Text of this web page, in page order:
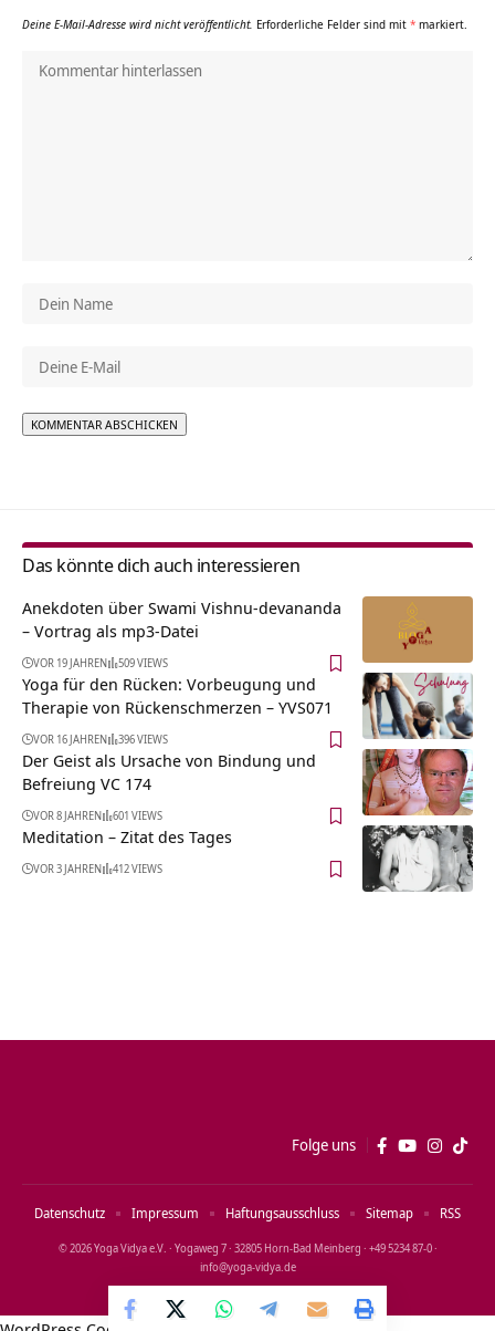
Deine E-Mail-Adresse wird nicht veröffentlicht. Erforderliche Felder sind mit * markiert.
Das könnte dich auch interessieren
Anekdoten über Swami Vishnu-devananda
– Vortrag als mp3-Datei
VOR 19 JAHREN 509 VIEWS
Yoga für den Rücken: Vorbeugung und
Therapie von Rückenschmerzen – YVS071
VOR 16 JAHREN 396 VIEWS
Der Geist als Ursache von Bindung und
Befreiung VC 174
VOR 8 JAHREN 601 VIEWS
Meditation – Zitat des Tages
VOR 3 JAHREN 412 VIEWS
Folge uns
© 2026 Yoga Vidya e.V. · Yogaweg 7 · 32805 Horn‑Bad Meinberg · +49 5234 87‑0 ·
info@yoga‑vidya.de
Datenschutz Impressum Haftungsausschluss Sitemap RSS